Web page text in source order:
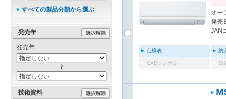
オー
発売
JAN
仕様表 納
CADシンボル
すべての製品分類から選ぶ
発売年
発売年
技術資料